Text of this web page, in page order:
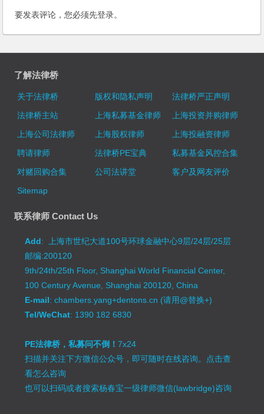
要发表评论，您必须先登录。
了解法律桥
关于法律桥 版权和隐私声明
法律桥严正声明
法律桥主站
上海私募基金律师
上海投资并购律师
上海公司法律师
上海股权律师
上海投融资律师
聘请律师
法律桥PE宝典
私募基金风控合集
对赌回购合集
公司法讲堂
客户及网友评价
Sitemap
联系律师 Contact Us
Add: 上海市世纪大道100号环球金融中心9层/24层/25层
邮编:200120
9th/24th/25th Floor, Shanghai World Financial Center,
100 Century Avenue, Shanghai 200120, China
E-mail: chambers.yang+dentons.cn (请用@替换+)
Tel/WeChat: 1390 182 6830
PE法律桥，私募问不倒！7x24
扫描并关注下方微信公众号，即可随时在线咨询。 点击查
看怎么咨询
也可以扫码或者搜索杨春宝一级律师微信(lawbridge)咨询